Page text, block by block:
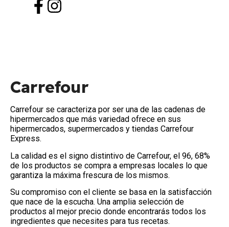
Carrefour
Carrefour se caracteriza por ser una de las cadenas de
hipermercados que más variedad ofrece en sus
hipermercados, supermercados y tiendas Carrefour
Express.
La calidad es el signo distintivo de Carrefour, el 96, 68%
de los productos se compra a empresas locales lo que
garantiza la máxima frescura de los mismos.
Su compromiso con el cliente se basa en la satisfacción
que nace de la escucha. Una amplia selección de
productos al mejor precio donde encontrarás todos los
ingredientes que necesites para tus recetas.